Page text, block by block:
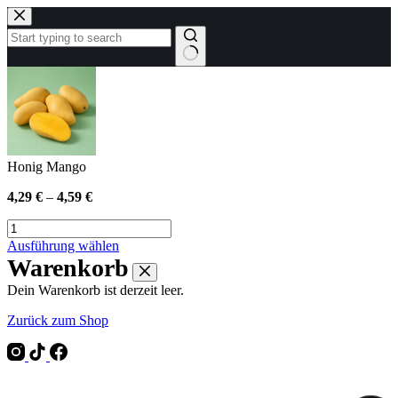
Zum
Inhalt
springen
Ergebnisse
Honig Mango
4,29 € – 4,59 €
Honig
Mango
Menge
Ausführung wählen
Produkt
weist
mehrere
Warenkorb
Dein Warenkorb ist derzeit leer.
Zurück zum Shop